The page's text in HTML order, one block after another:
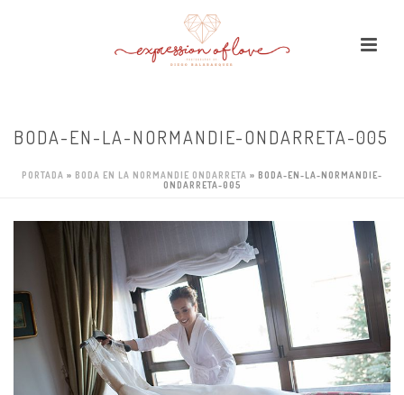
BODA-EN-LA-NORMANDIE-ONDARRETA-005
PORTADA » BODA EN LA NORMANDIE ONDARRETA » BODA-EN-LA-NORMANDIE-
ONDARRETA-005